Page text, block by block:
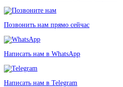
Позвонить нам прямо сейчас
Написать нам в WhatsApp
Написать нам в Telegram